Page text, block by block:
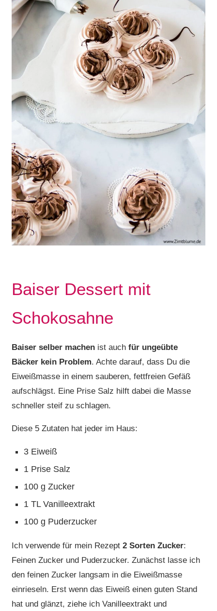
Baiser Dessert mit
Schokosahne
Baiser selber machen ist auch für ungeübte
Bäcker kein Problem. Achte darauf, dass Du die
Eiweißmasse in einem sauberen, fettfreien Gefäß
aufschlägst. Eine Prise Salz hilft dabei die Masse
schneller steif zu schlagen.
Diese 5 Zutaten hat jeder im Haus:
3 Eiweiß
1 Prise Salz
100 g Zucker
1 TL Vanilleextrakt
100 g Puderzucker
Ich verwende für mein Rezept 2 Sorten Zucker:
Feinen Zucker und Puderzucker. Zunächst lasse ich
den feinen Zucker langsam in die Eiweißmasse
einrieseln. Erst wenn das Eiweiß einen guten Stand
hat und glänzt, ziehe ich Vanilleextrakt und